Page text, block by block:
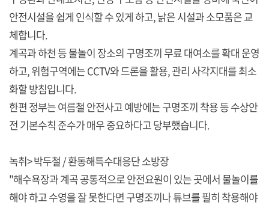
안전시설을 쉽게 인식할 수 있게 하고, 낡은 시설과 소모품은 교
체합니다.
계곡과 하천 등 물놀이 장소의 구명조끼 무료 대여소를 확대 운영
하고, 위험구역에는 CCTV와 드론을 활용, 관리 사각지대를 최소
화할 방침입니다.
한편 정부는 여름철 안전사고 예방에는 구명조끼 착용 등 수상안
전 기본수칙 준수가 매우 중요하다고 당부했습니다.
녹취> 박두철 / 환동해특수대응단 소방장
"해수욕장과 계곡 공통적으로 안전요원이 있는 곳에서 물놀이를
해야 하고 수영을 잘 못한다면 구명조끼나 튜브를 필히 착용해야